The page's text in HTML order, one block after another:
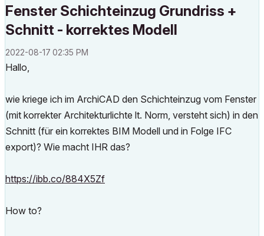
Fenster Schichteinzug Grundriss +
Schnitt - korrektes Modell
‎2022-08-17 02:35 PM
Hallo,
wie kriege ich im ArchiCAD den Schichteinzug vom Fenster
(mit korrekter Architekturlichte lt. Norm, versteht sich) in den
Schnitt (für ein korrektes BIM Modell und in Folge IFC
export)? Wie macht IHR das?
https://ibb.co/884X5Zf
How to?